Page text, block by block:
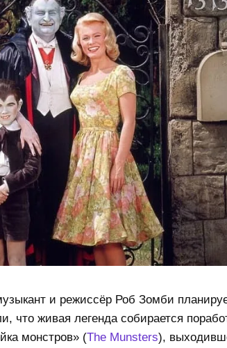
и режиссёр Роб Зомби
живая легенда собирается
монстров» (The Munsters),